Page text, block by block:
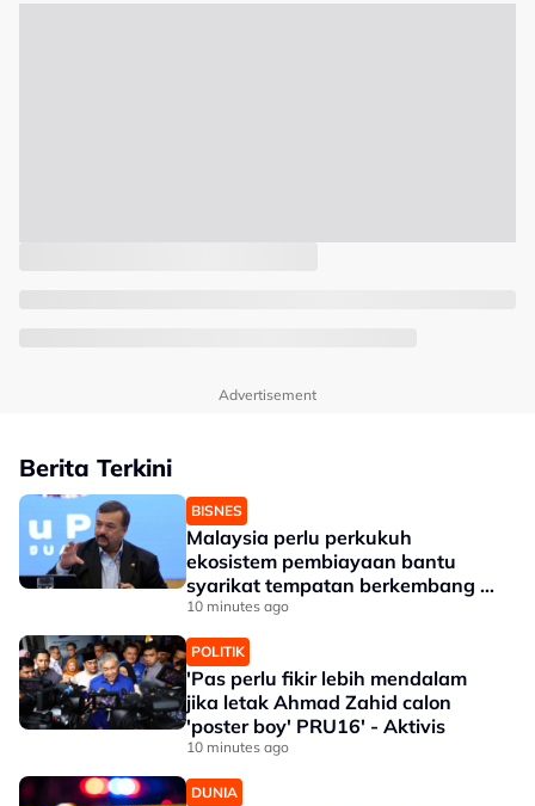
Advertisement
Berita Terkini
BISNES
Malaysia perlu perkukuh
ekosistem pembiayaan bantu
syarikat tempatan berkembang --
Amir Hamzah
10 minutes ago
POLITIK
'Pas perlu fikir lebih mendalam
jika letak Ahmad Zahid calon
'poster boy' PRU16' - Aktivis
10 minutes ago
DUNIA